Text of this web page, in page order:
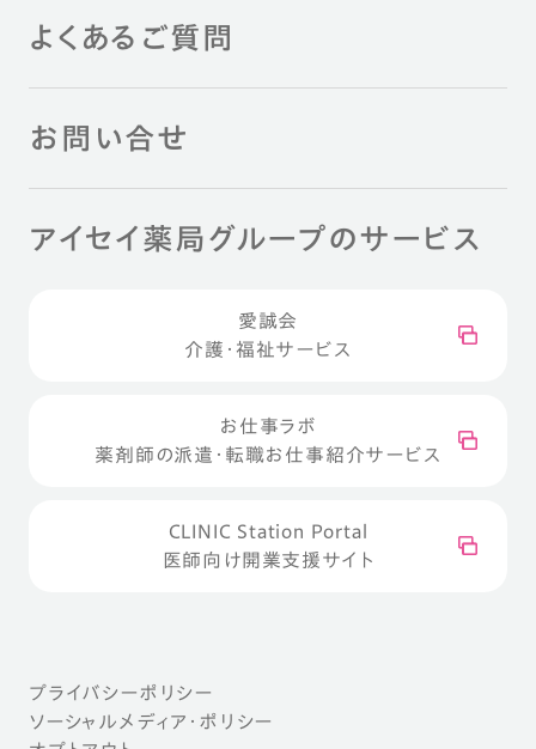
よくあるご質問
お問い合せ
アイセイ薬局グループのサービス
愛誠会
介護・福祉サービス
お仕事ラボ
薬剤師の派遣・転職お仕事紹介サービス
CLINIC Station Portal
医師向け開業支援サイト
プライバシーポリシー
ソーシャルメディア・ポリシー